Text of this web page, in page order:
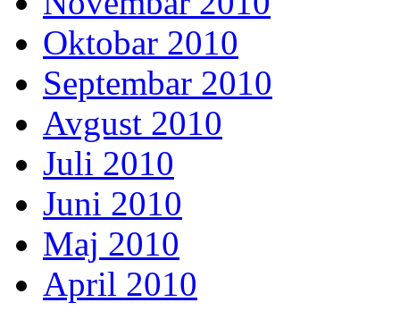
Oktobar 2010
Septembar 2010
Avgust 2010
Juli 2010
Juni 2010
Maj 2010
April 2010